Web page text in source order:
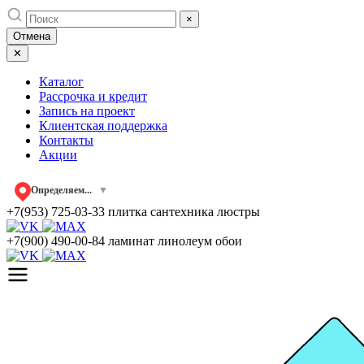
Skip
to
content
×
Отмена
✕
Каталог
Рассрочка и кредит
Запись на проект
Клиентская поддержка
Контакты
Акции
Определяем... ▼
+7(953) 725-03-33 плитка сантехника люстры
+7(900) 490-00-84 ламинат линолеум обои